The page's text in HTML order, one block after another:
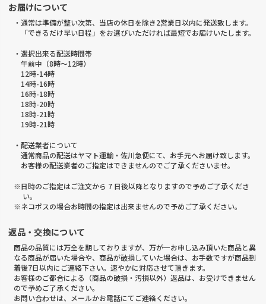
お届けについて
・通常は準備が整い次第、当店の休日を除き2営業日以内に発送致します。
「できるだけ早い日程」をお選びいただければ最短でお届けいたします。
・選択出来る配送時間帯
午前中（8時～12時）
12時-14時
14時-16時
16時-18時
18時-20時
18時-21時
19時-21時
・配送業者について
通常商品の配送はヤマト運輸・佐川急便にて、お手元へお届け致します。
お客様の配送業者のご指定はできませんのでご了承くださいませ。
※日時のご指定はご注文から 7 日後以降となりますので予めご了承くださ
い。
※ネコポスの場合お時間の指定は出来ませんので予めご了承ください。
返品・交換について
商品の品質には万全を期しておりますが、万が一お申し込み頂いた商品と異
なる商品が届いた場合や、商品が破損していた場合は、お手数ですが商品到
着後7日以内にご連絡下さい。速やかに対応させて頂きます。
お客様のご都合による（商品の破損・汚損以外）返品は、お受けできません
ので予めご了承ください。
お問い合わせは、メールかお電話にてご連絡ください。